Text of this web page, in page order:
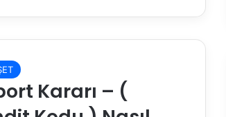
Kararı – (